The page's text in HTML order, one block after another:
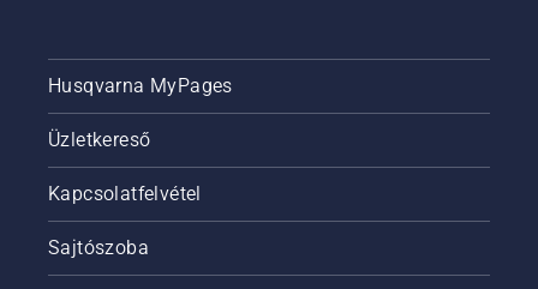
Husqvarna MyPages
Üzletkereső
Kapcsolatfelvétel
Sajtószoba